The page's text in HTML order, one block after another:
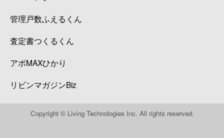
管理戸数ふえるくん
査定書つくるくん
アポMAXひかり
リビンマガジンBiz
Copyright © Living Technologies Inc. All rights reserved.